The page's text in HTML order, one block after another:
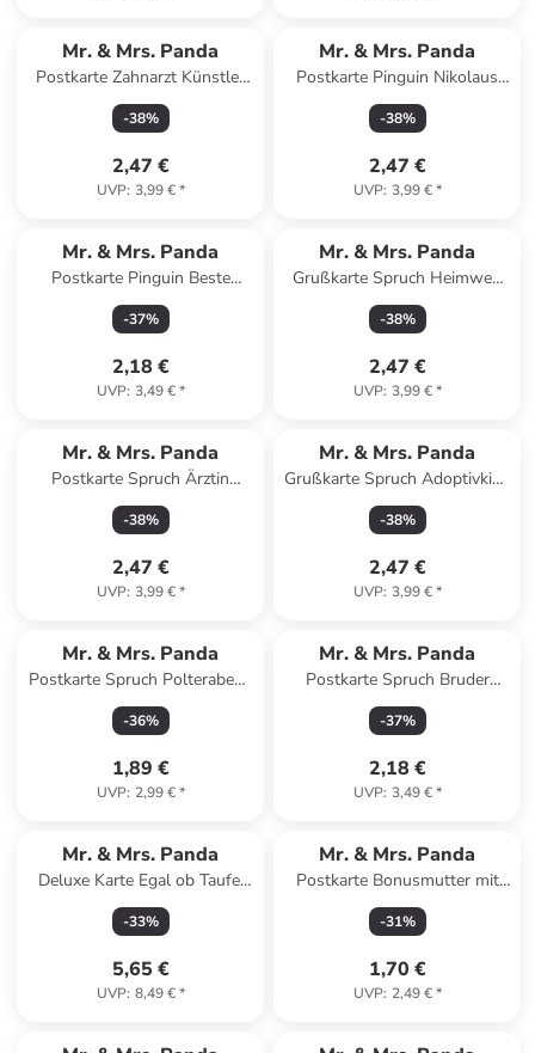
Mr. & Mrs. Panda
Postkarte Zahnarzt Künstler
mit Spruch in Weiß
-38%
2,47 €
UVP: 3,99 €*
Mr. & Mrs. Panda
Postkarte Pinguin Nikolaus
mit Spruch in Weiß
-38%
2,47 €
UVP: 3,99 €*
Mr. & Mrs. Panda
Postkarte Pinguin Beste
Großeltern der Welt mit... in
Grau Pastell
-37%
2,18 €
UVP: 3,49 €*
Mr. & Mrs. Panda
Grußkarte Spruch Heimweh
überwinden Mut mit Spruch in
Meeresbrise
-38%
2,47 €
UVP: 3,99 €*
Mr. & Mrs. Panda
Postkarte Spruch Ärztin
Superheld mit Spruch in
Meeresbrise
-38%
2,47 €
UVP: 3,99 €*
Mr. & Mrs. Panda
Grußkarte Spruch Adoptivkind
von Herzen mit Spruch in
Weiß
-38%
2,47 €
UVP: 3,99 €*
Mr. & Mrs. Panda
Postkarte Spruch Polterabend
Spaß mit Spruch in
Meeresbrise
-36%
1,89 €
UVP: 2,99 €*
Mr. & Mrs. Panda
Postkarte Spruch Bruder
Superheld mit Spruch in Weiß
-37%
2,18 €
UVP: 3,49 €*
Mr. & Mrs. Panda
Deluxe Karte Egal ob Taufe,
Trauung oder Beerdi... in Grau
Pastell
-33%
5,65 €
UVP: 8,49 €*
Mr. & Mrs. Panda
Postkarte Bonusmutter mit
Spruch in Weiß
-31%
1,70 €
UVP: 2,49 €*